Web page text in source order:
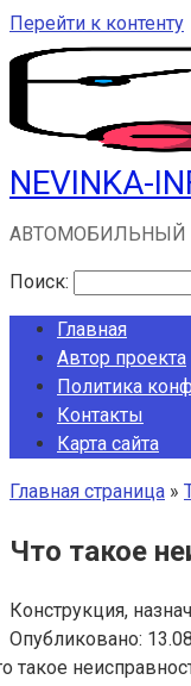
Перейти к контенту
NEVINKA-
АВТОМОБИЛЬНЫЙ
Поиск:
Главная
Автор проекта
Политика
Контакты
Карта сайта
Главная страница »
Что такое
Конструкция,
Опубликовано: